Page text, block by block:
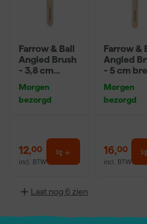
Farrow & Ball
Angled Brush
- 3,8 cm
Morgen
bezorgd
12,00
incl. BTW
Farrow &
Angled
- 5 cm
Morgen
bezorgd
16,00
incl. BTW
Laat nog 6 zien